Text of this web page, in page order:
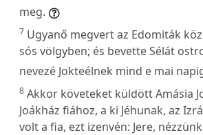
meg.
7 Ugyanő megvert az Edomiták
sós völgyben; és bevette Sélát
nevezé Jokteélnek mind e mai
8 Akkor követeket küldött Amásia
Joákház fiához, a ki Jéhunak, az
volt a fia, ezt izenvén: Jere,